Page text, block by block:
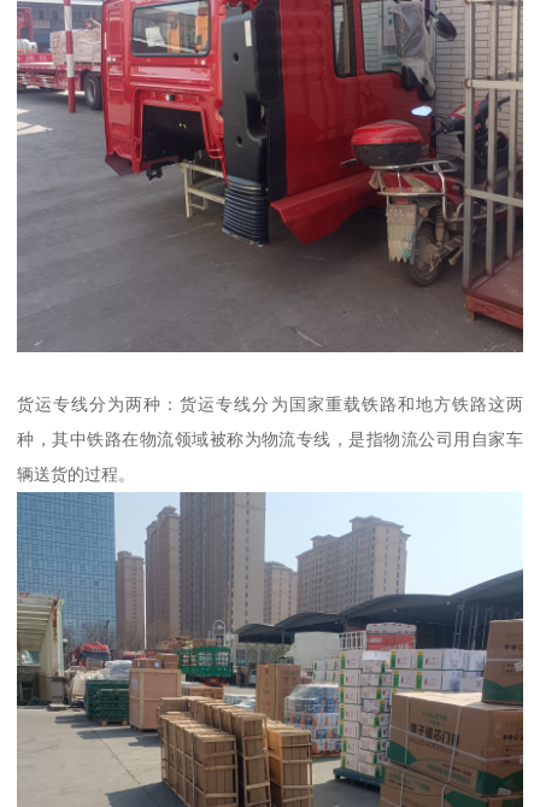
货运专线分为两种：货运专线分为国家重载铁路和地方铁路这两
种，其中铁路在物流领域被称为物流专线，是指物流公司用自家车
辆送货的过程。